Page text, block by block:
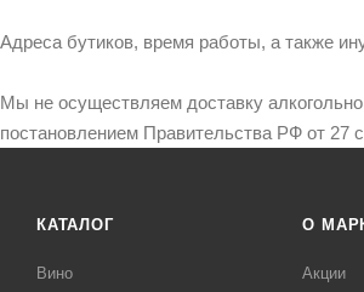
Адреса бутиков, время работы, а также
Мы не осуществляем доставку
постановлением Правительства РФ от 27
КАТАЛОГ
Вино
О
Акции